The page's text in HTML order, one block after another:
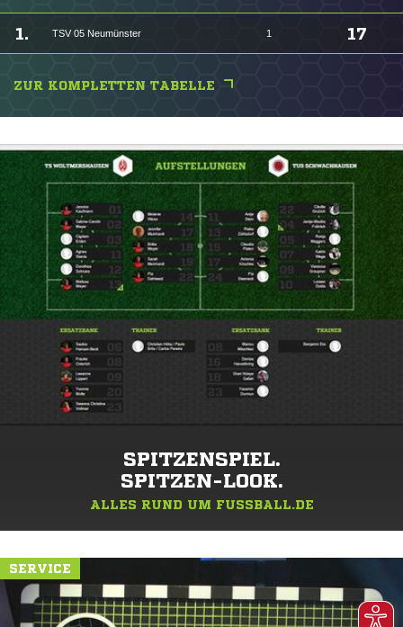
1. TSV 05 Neumünster 1 17
ZUR KOMPLETTEN TABELLE
SPITZENSPIEL.
SPITZEN-LOOK.
ALLES RUND UM FUSSBALL.DE
SERVICE